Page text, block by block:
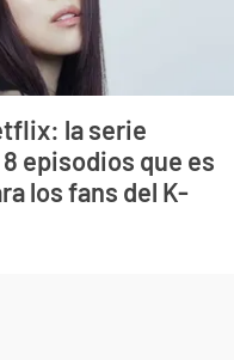
la serie
episodios que es
los fans del K-